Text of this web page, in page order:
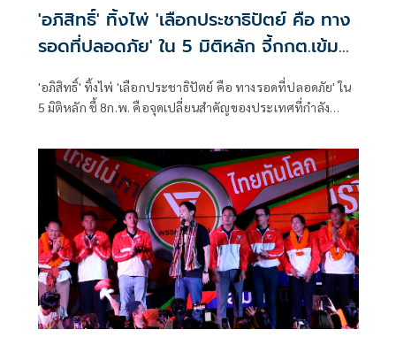
'อภิสิทธิ์' ทิ้งไพ่ 'เลือกประชาธิปัตย์ คือ ทาง
รอดที่ปลอดภัย' ใน 5 มิติหลัก จี้กกต.เข้ม
ซื้อเสียง
'อภิสิทธิ์' ทิ้งไพ่ 'เลือกประชาธิปัตย์ คือ ทางรอดที่ปลอดภัย' ใน
5 มิติหลัก ชี้ 8ก.พ. คือจุดเปลี่ยนสำคัญของประเทศที่กำลัง
งวดปมซื้อเสียงโค้งสุดท้าย